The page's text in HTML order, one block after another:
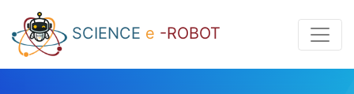
SCIENCE e -ROBOT